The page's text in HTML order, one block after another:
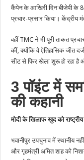
कैंपेन के आखिरी दिन बीजेपी के
प्रचार-प्रसार किया। केंद्रीय
वहीं TMC ने भी पूरी ताकत
कीं, क्योंकि वे ऐतिहासिक जीत
सीट से फिर खेला शुरू हो रहा है
3 पॉइंट में
की कहानी
मोदी के खिलाफ खुद को
भवानीपुर उपचुनाव में स्थानीय
और गृहमंत्री अमित शाह को